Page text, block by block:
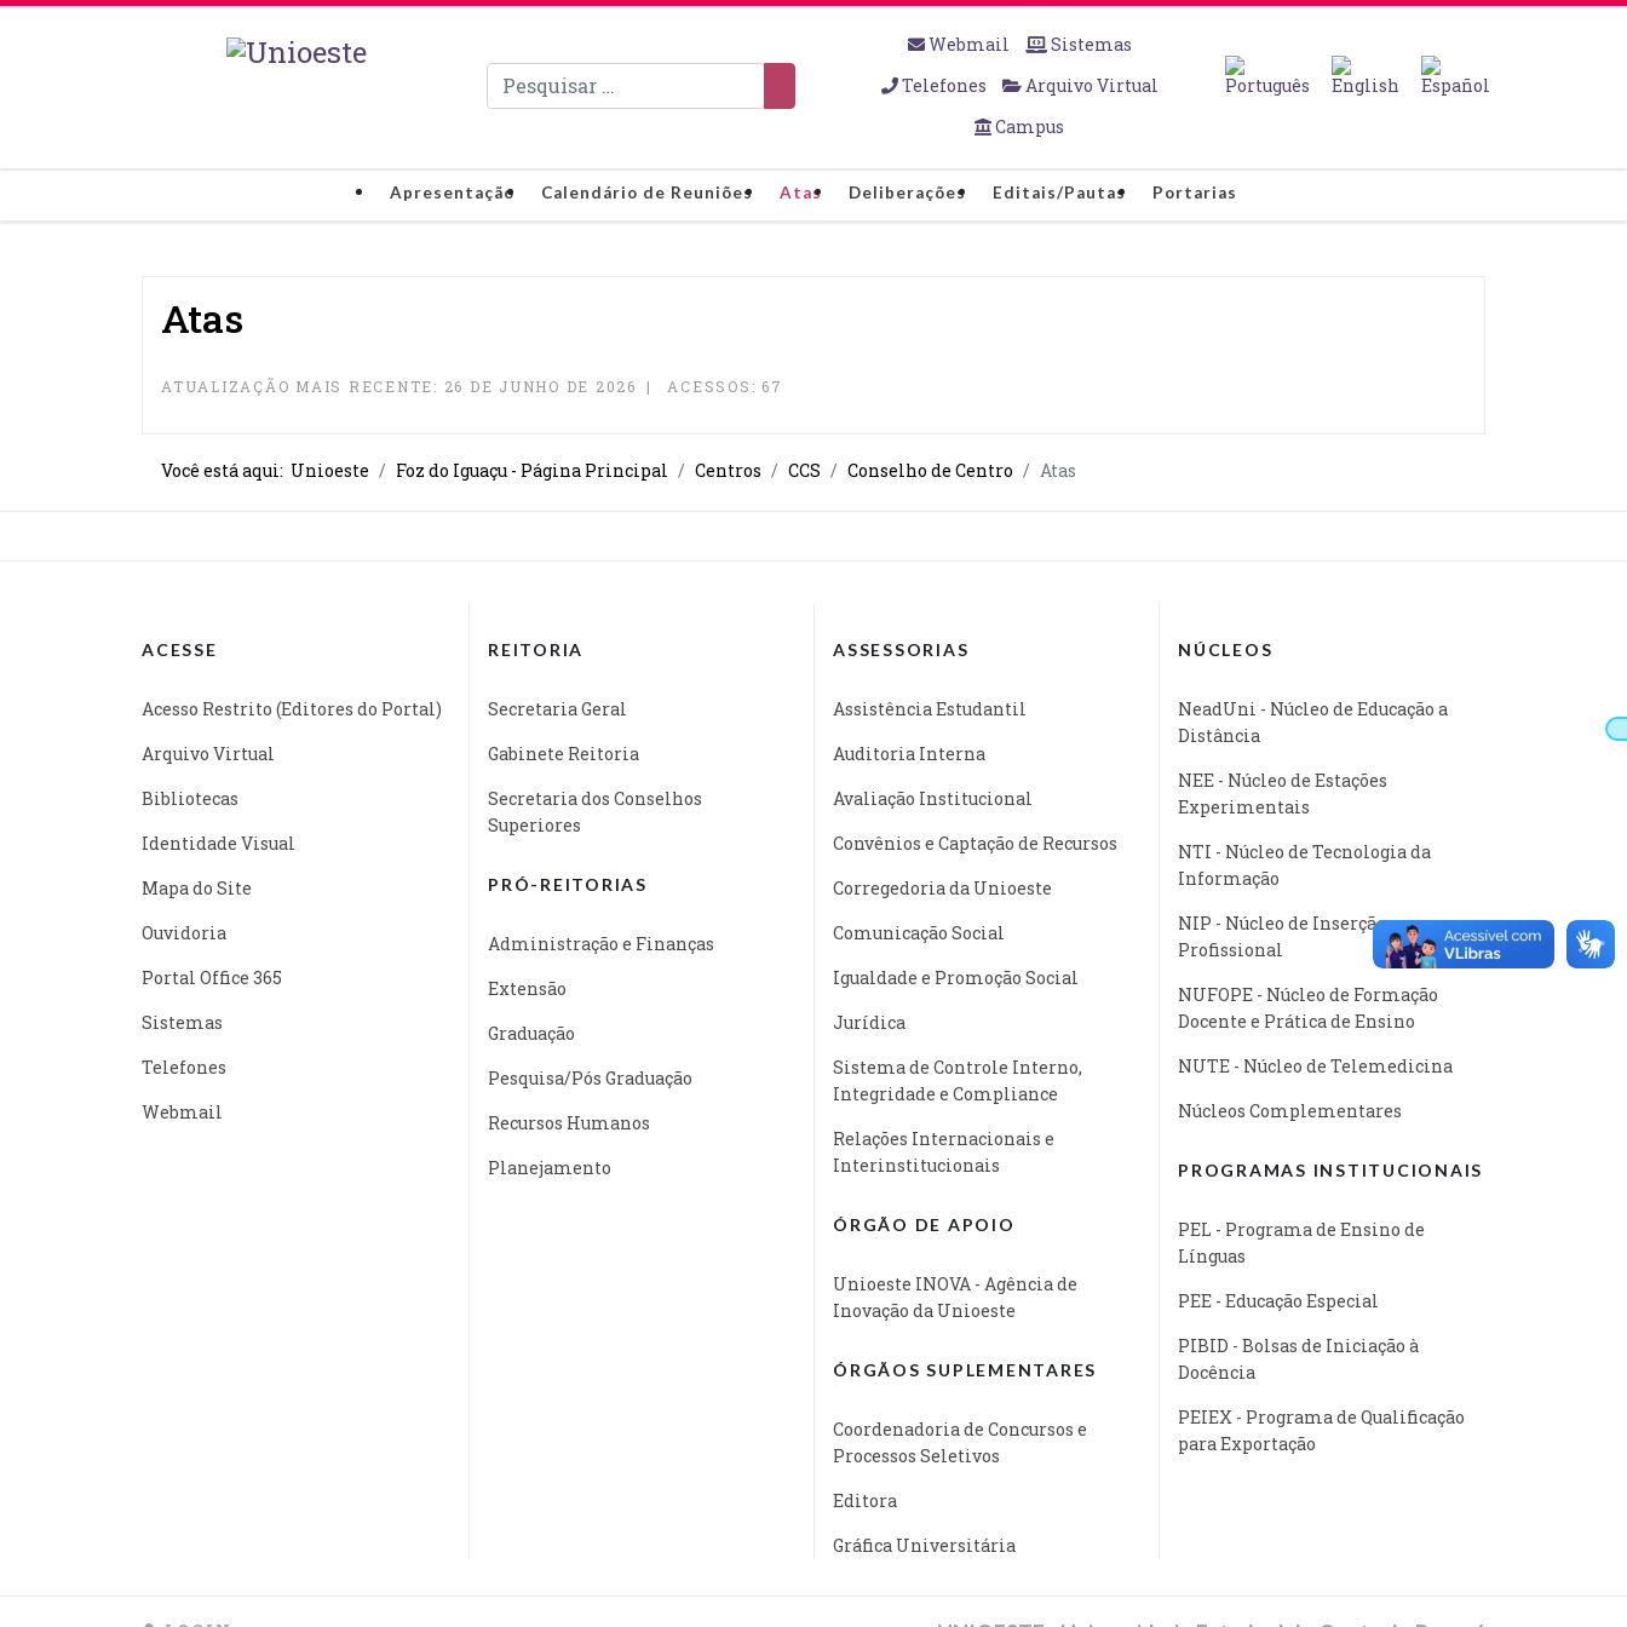
Pesquisar
Webmail
Sistemas
Telefones
Arquivo Virtual
Campus
Apresentação Calendário de Reuniões Atas Deliberações Editais/Pautas Portarias
Atas
ATUALIZAÇÃO MAIS RECENTE: 26 DE JUNHO DE 2026 ACESSOS: 67
Você está aqui: Unioeste Foz do Iguaçu - Página Principal Centros CCS Conselho de Centro Atas
ACESSE
Acesso Restrito (Editores do Portal)
Arquivo Virtual
Bibliotecas
Identidade Visual
Mapa do Site
Ouvidoria
Portal Office 365
Sistemas
Telefones
Webmail
REITORIA
Secretaria Geral
Gabinete Reitoria
Secretaria dos Conselhos
Superiores
PRÓ-REITORIAS
Administração e Finanças
Extensão
Graduação
Pesquisa/Pós Graduação
Recursos Humanos
Planejamento
ASSESSORIAS
Assistência Estudantil
Auditoria Interna
Avaliação Institucional
Convênios e Captação de Recursos
Corregedoria da Unioeste
Comunicação Social
Igualdade e Promoção Social
Jurídica
Sistema de Controle Interno,
Integridade e Compliance
Relações Internacionais e
Interinstitucionais
ÓRGÃO DE APOIO
Unioeste INOVA - Agência de
Inovação da Unioeste
ÓRGÃOS SUPLEMENTARES
Coordenadoria de Concursos e
Processos Seletivos
Editora
Gráfica Universitária
NÚCLEOS
NeadUni - Núcleo de Educação a
Distância
NEE - Núcleo de Estações
Experimentais
NTI - Núcleo de Tecnologia da
Informação
NIP - Núcleo de Inserção
Profissional
NUFOPE - Núcleo de Formação
Docente e Prática de Ensino
NUTE - Núcleo de Telemedicina
Núcleos Complementares
PROGRAMAS INSTITUCIONAIS
PEL - Programa de Ensino de
Línguas
PEE - Educação Especial
PIBID - Bolsas de Iniciação à
Docência
PEIEX - Programa de Qualificação
para Exportação